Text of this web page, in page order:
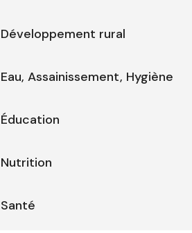
Développement rural
Eau, Assainissement, Hygiène
Éducation
Nutrition
Santé